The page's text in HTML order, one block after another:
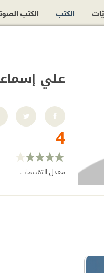
علي
4
معدل التقييمات
الكتب الكتب